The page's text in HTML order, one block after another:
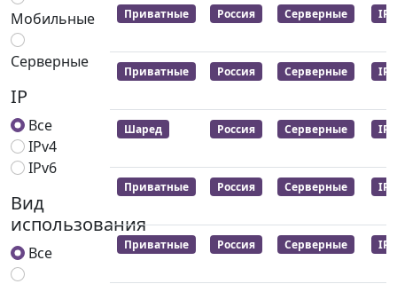
Мобильные
Серверные
IP
Все
IPv4
IPv6
Вид
использования
Все
Приватные Россия Серверные
Приватные Россия Серверные
Шаред Россия Серверные
Приватные Россия Серверные
Приватные Россия Серверные